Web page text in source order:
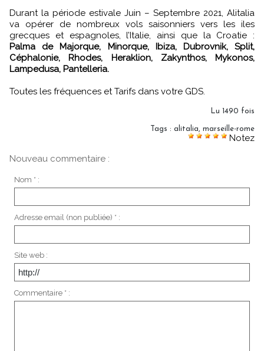
Durant la période estivale Juin – Septembre 2021, Alitalia
va opérer de nombreux vols saisonniers vers les iles
grecques et espagnoles, l’Italie, ainsi que la Croatie :
Palma de Majorque, Minorque, Ibiza, Dubrovnik, Split,
Céphalonie, Rhodes, Heraklion, Zakynthos, Mykonos,
Lampedusa, Pantelleria.
Toutes les fréquences et Tarifs dans votre GDS.
Lu 1490 fois
Tags : alitalia, marseille-rome
Notez
Nouveau commentaire :
Nom * :
Adresse email (non publiée) * :
Site web :
Commentaire * :